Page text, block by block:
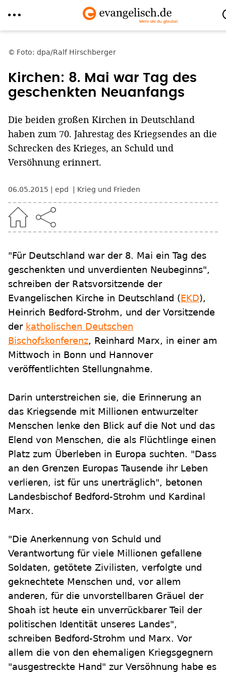
zumFoto: dpa/Ralf Hirschberger
Kirchen: 8. Mai war Tag des
geschenkten Neuanfangs
Die beiden großen Kirchen in Deutschland
haben zum 70. Jahrestag des Kriegsendes an die
Schrecken des Krieges, an Schuld und
Versöhnung erinnert.
06.05.2015 epd Krieg und Frieden
"Für Deutschland war der 8. Mai ein Tag des
geschenkten und unverdienten Neubeginns",
schreiben der Ratsvorsitzende der
Evangelischen Kirche in Deutschland (EKD),
Heinrich Bedford-Strohm, und der Vorsitzende
der katholischen Deutschen
Bischofskonferenz, Reinhard Marx, in einer am
Mittwoch in Bonn und Hannover
veröffentlichten Stellungnahme.
Darin unterstreichen sie, die Erinnerung an
das Kriegsende mit Millionen entwurzelter
Menschen lenke den Blick auf die Not und das
Elend von Menschen, die als Flüchtlinge einen
Platz zum Überleben in Europa suchten. "Dass
an den Grenzen Europas Tausende ihr Leben
verlieren, ist für uns unerträglich", betonen
Landesbischof Bedford-Strohm und Kardinal
Marx.
"Die Anerkennung von Schuld und
Verantwortung für viele Millionen gefallene
Soldaten, getötete Zivilisten, verfolgte und
geknechtete Menschen und, vor allem
anderen, für die unvorstellbaren Gräuel der
Shoah ist heute ein unverrückbarer Teil der
politischen Identität unseres Landes",
schreiben Bedford-Strohm und Marx. Vor
allem die von den ehemaligen Kriegsgegnern
"ausgestreckte Hand" zur Versöhnung habe es